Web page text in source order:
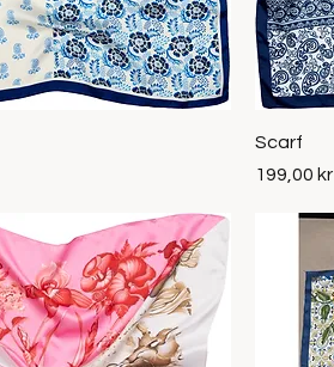
Scarf
Pris
199,00 kr